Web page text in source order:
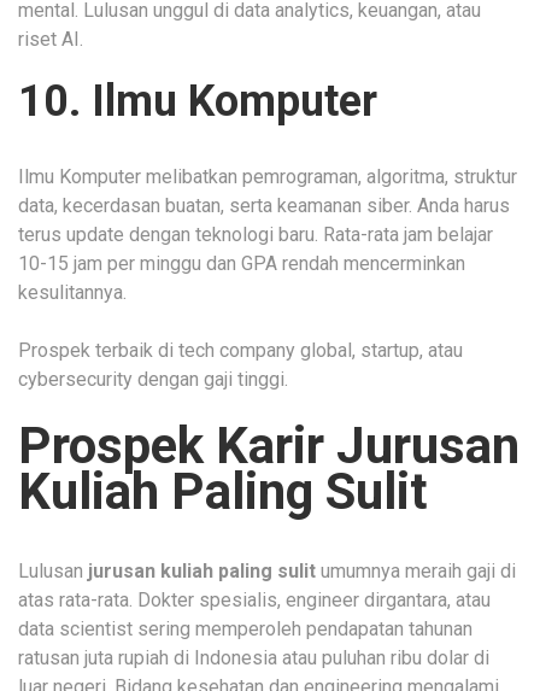
mental. Lulusan unggul di data analytics, keuangan, atau
riset AI.
10. Ilmu Komputer
Ilmu Komputer melibatkan pemrograman, algoritma, struktur
data, kecerdasan buatan, serta keamanan siber. Anda harus
terus update dengan teknologi baru. Rata-rata jam belajar
10-15 jam per minggu dan GPA rendah mencerminkan
kesulitannya.
Prospek terbaik di tech company global, startup, atau
cybersecurity dengan gaji tinggi.
Prospek Karir Jurusan
Kuliah Paling Sulit
Lulusan jurusan kuliah paling sulit umumnya meraih gaji di
atas rata-rata. Dokter spesialis, engineer dirgantara, atau
data scientist sering memperoleh pendapatan tahunan
ratusan juta rupiah di Indonesia atau puluhan ribu dolar di
luar negeri. Bidang kesehatan dan engineering mengalami